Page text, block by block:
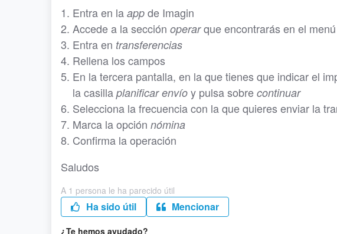
Entra en la app de Imagin
Accede a la sección operarque encontrarás en el
Entra en transferencias
Rellena los campos
En la tercera pantalla, en la que tienes que indicar el
la casilla planificar envío y pulsa sobre continuar
Selecciona la frecuencia con la que quieres enviar la
Marca la opción nómina
Confirma la operación
Saludos
A 1 persona le ha parecido útil
Ha sido útil Mencionar
¿Te hemos ayudado?